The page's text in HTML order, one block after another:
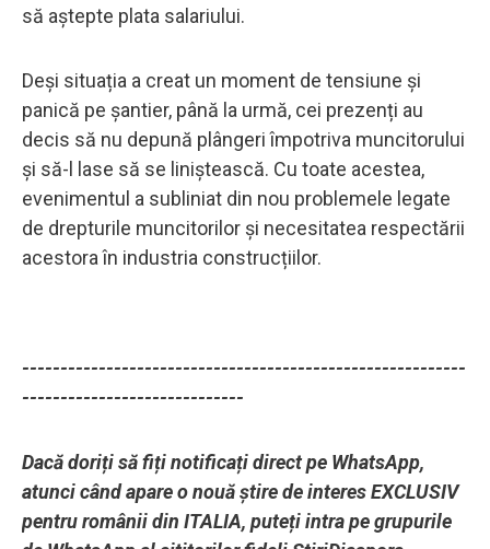
să aștepte plata salariului.
Deși situația a creat un moment de tensiune și
panică pe șantier, până la urmă, cei prezenți au
decis să nu depună plângeri împotriva muncitorului
și să-l lase să se liniștească. Cu toate acestea,
evenimentul a subliniat din nou problemele legate
de drepturile muncitorilor și necesitatea respectării
acestora în industria construcțiilor.
----------------------------------------------------------
-----------------------------
Dacă doriți să fiți notificați direct pe WhatsApp,
atunci când apare o nouă știre de interes EXCLUSIV
pentru românii din ITALIA, puteți intra pe grupurile